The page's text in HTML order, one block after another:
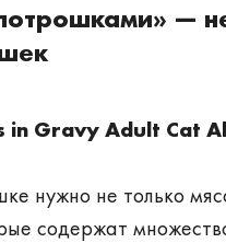
—
in Gravy Adult Cat
нужно не только
содержат